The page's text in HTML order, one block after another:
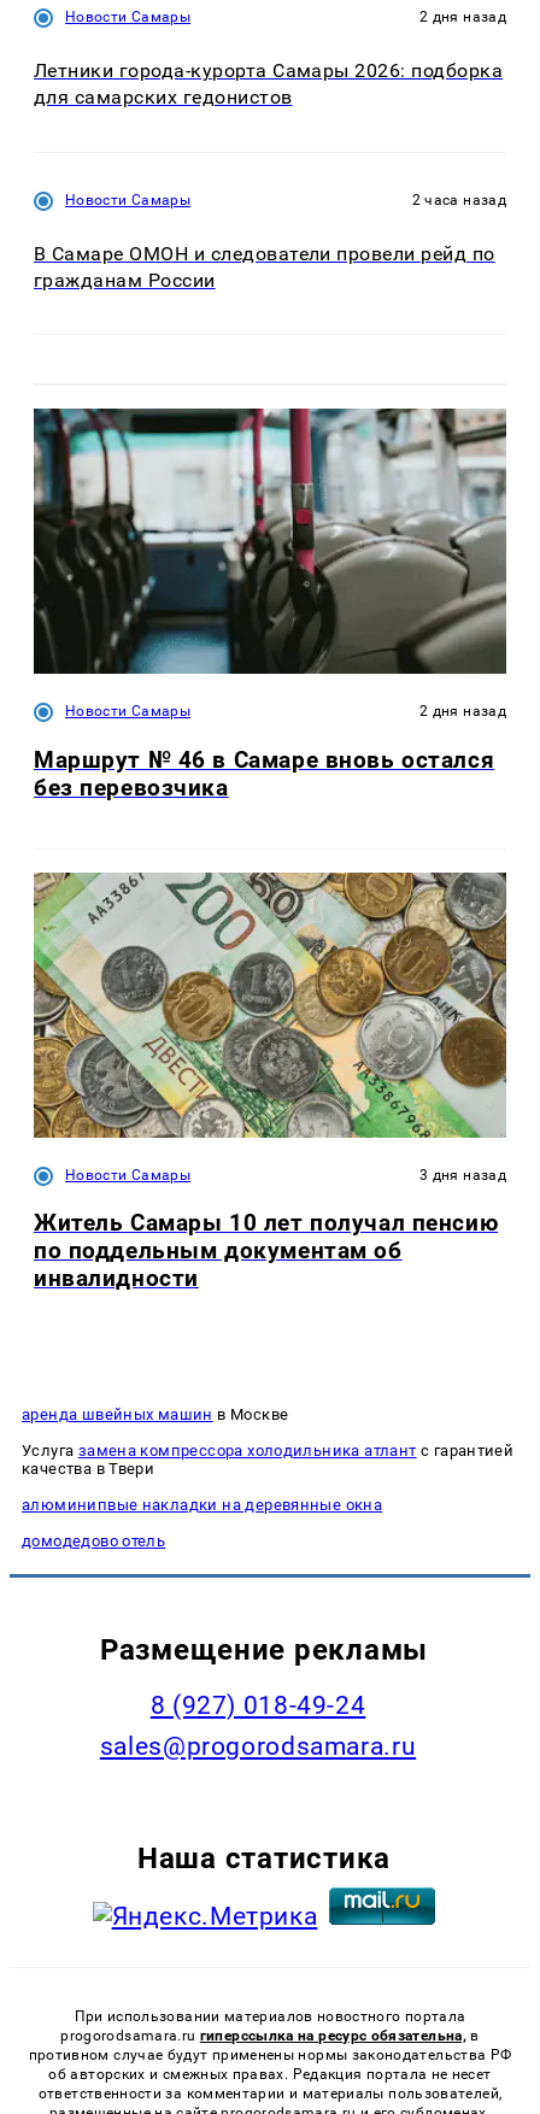
Новости Самары 2 дня назад
Летники города-курорта Самары 2026: подборка
для самарских гедонистов
Новости Самары 2 часа назад
В Самаре ОМОН и следователи провели рейд по
гражданам России
Новости Самары 2 дня назад
Маршрут № 46 в Самаре вновь остался
без перевозчика
Новости Самары 3 дня назад
Житель Самары 10 лет получал пенсию
по поддельным документам об
инвалидности
аренда швейных машин в Москве
Услуга замена компрессора холодильника атлант с гарантией
качества в Твери
алюминипвые накладки на деревянные окна
домодедово отель
Размещение рекламы
8 (927) 018-49-24
sales@progorodsamara.ru
Наша статистика
При использовании материалов новостного портала
progorodsamara.ru гиперссылка на ресурс обязательна, в
противном случае будут применены нормы законодательства РФ
об авторских и смежных правах. Редакция портала не несет
ответственности за комментарии и материалы пользователей,